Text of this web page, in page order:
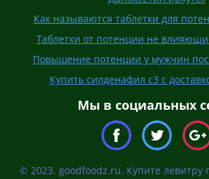
Как называются таблетки для
Таблетки от потенции не
Повышение потенции у мужчин
Купить силденафил с3 с
Мы в социальных
© 2023. goodfoodz.ru. Купите левитру